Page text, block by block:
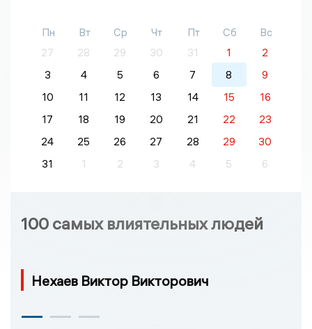
Пн Вт Ср Чт Пт Сб
Вс
27
28 29 30 31 1
2
3
4 5 6 7 8
9
10
11 12 13 14 15
16
17
18 19 20 21 22
23
24
25 26 27 28 29
30
31
1 2 3 4 5 6
100 самых влиятельных людей
Нехаев Виктор Викторович